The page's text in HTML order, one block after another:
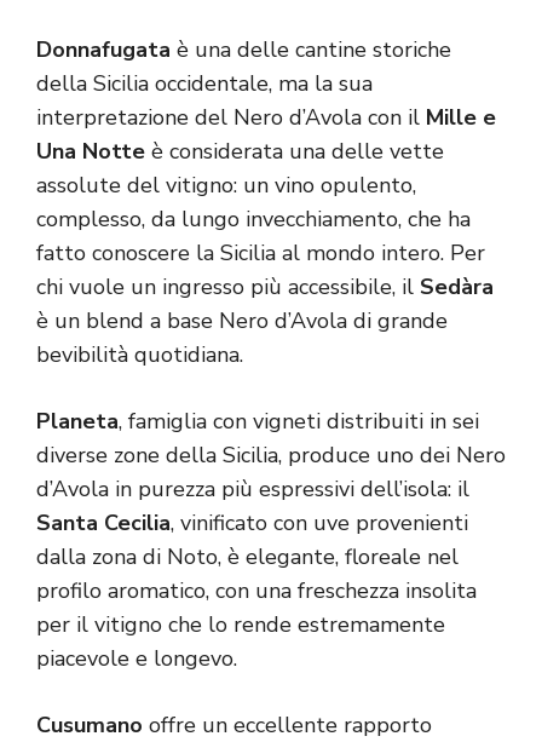
Donnafugata è una delle cantine storiche
della Sicilia occidentale, ma la sua
interpretazione del Nero d’Avola con il Mille e
Una Notte è considerata una delle vette
assolute del vitigno: un vino opulento,
complesso, da lungo invecchiamento, che ha
fatto conoscere la Sicilia al mondo intero. Per
chi vuole un ingresso più accessibile, il Sedàra
è un blend a base Nero d’Avola di grande
bevibilità quotidiana.
Planeta, famiglia con vigneti distribuiti in sei
diverse zone della Sicilia, produce uno dei Nero
d’Avola in purezza più espressivi dell’isola: il
Santa Cecilia, vinificato con uve provenienti
dalla zona di Noto, è elegante, floreale nel
profilo aromatico, con una freschezza insolita
per il vitigno che lo rende estremamente
piacevole e longevo.
Cusumano offre un eccellente rapporto